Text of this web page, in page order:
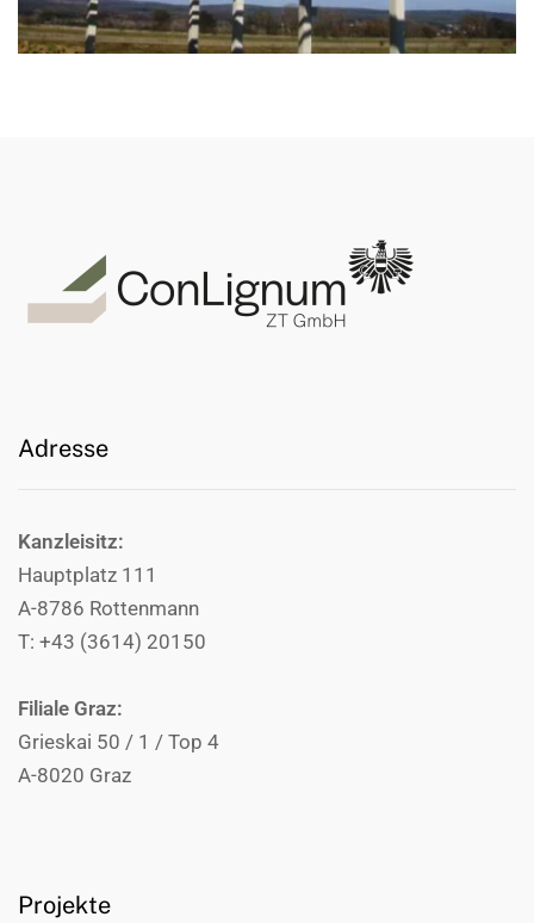
Adresse
Kanzleisitz:
Hauptplatz 111
A-8786 Rottenmann
T: +43 (3614) 20150
Filiale Graz:
Grieskai 50 / 1 / Top 4
A-8020 Graz
Projekte